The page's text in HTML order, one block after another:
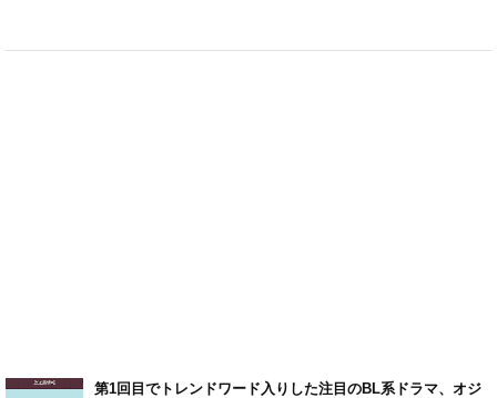
第1回目でトレンドワード入りした注目のBL系ドラマ、オジ